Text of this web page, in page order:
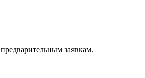
заявкам.